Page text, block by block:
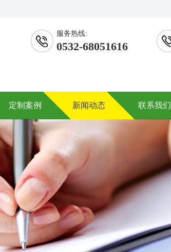
服务热线:
0532-68051616
定制案例 新闻动态 联系我们